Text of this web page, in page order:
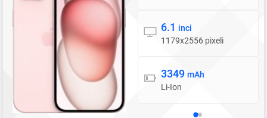
Display
6.1 inci
1179x2556 pixeli
Baterie
3349 mAh
Li-Ion